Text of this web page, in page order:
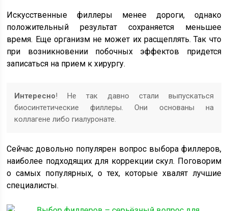
Искусственные филлеры менее дороги, однако
положительный результат сохраняется меньшее
время. Еще организм не может их расщеплять. Так что
при возникновении побочных эффектов придется
записаться на прием к хирургу.
Интересно! Не так давно стали выпускаться
биосинтетические филлеры. Они основаны на
коллагене либо гиалуронате.
Сейчас довольно популярен вопрос выбора филлеров,
наиболее подходящих для коррекции скул. Поговорим
о самых популярных, о тех, которые хвалят лучшие
специалисты.